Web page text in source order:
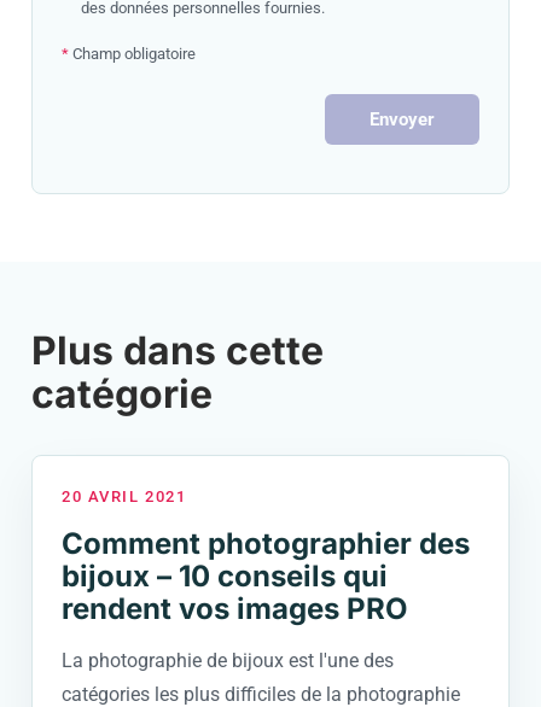
des données personnelles fournies.
* Champ obligatoire
Envoyer
Plus dans cette
catégorie
20 AVRIL 2021
Comment photographier des
bijoux – 10 conseils qui
rendent vos images PRO
La photographie de bijoux est l'une des
catégories les plus difficiles de la photographie